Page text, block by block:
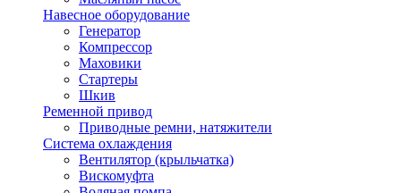
Навесное оборудование
Генератор
Компрессор
Маховики
Стартеры
Шкив
Ременной привод
Приводные ремни, натяжители
Система охлаждения
Вентилятор (крыльчатка)
Вискомуфта